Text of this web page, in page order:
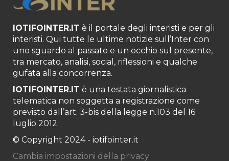
IOTIFOINTER.IT è il portale degli interisti e per gli
interisti. Qui tutte le ultime notizie sull’Inter con
uno sguardo al passato e un occhio sul presente,
tra mercato, analisi, social, riflessioni e qualche
gufata alla concorrenza.
IOTIFOINTER.IT è una testata giornalistica
telematica non soggetta a registrazione come
previsto dall’art. 3-bis della legge n.103 del 16
luglio 2012
© Copyright 2024 - iotifointer.it
Cambia impostazioni della privacy